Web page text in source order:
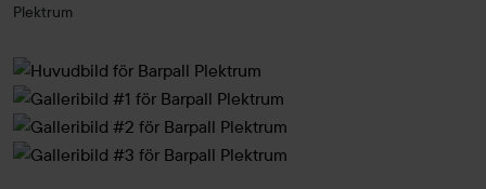
Plektrum